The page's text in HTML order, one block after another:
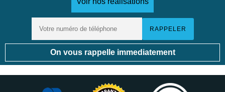
On vous rappelle immediatement